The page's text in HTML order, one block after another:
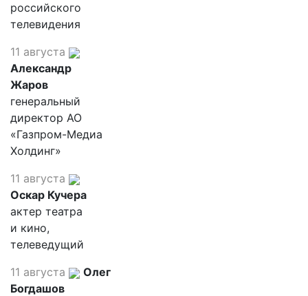
российского
телевидения
11 августа
Александр
Жаров
генеральный
директор АО
«Газпром-Медиа
Холдинг»
11 августа
Оскар Кучера
актер театра
и кино,
телеведущий
11 августа
Олег
Богдашов